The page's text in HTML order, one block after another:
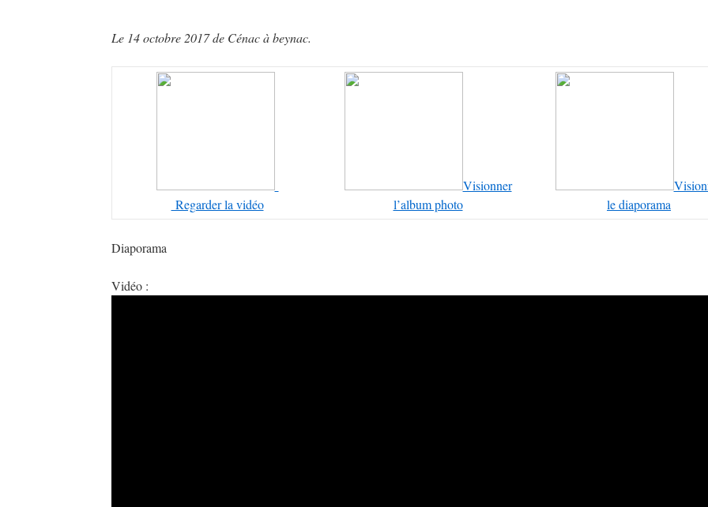
Le 14 octobre 2017 de Cénac à beynac.
Regarder la vidéo
Visionner
l’album photo
le diaporama
Diaporama
Vidéo :